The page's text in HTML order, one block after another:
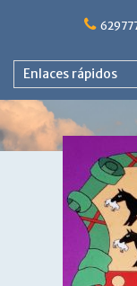
Enlaces rápidos